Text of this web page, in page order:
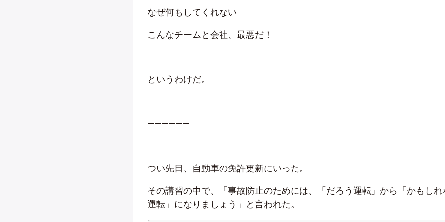
なぜ何もしてくれない
こんなチームと会社、最悪だ！
というわけだ。
——————
つい先日、自動車の免許更新にいった。
その講習の中で、「事故防止のためには、「だろう運転」から「かもしれ
運転」になりましょう」と言われた。